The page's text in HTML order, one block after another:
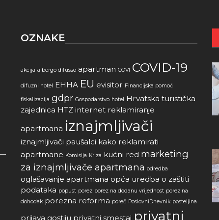
OZNAKE
akcija albergo difusso apartman COVI COVID-19
difuzni hotel EHHA EU evisitor Financijska pomoć
fiskalizacija gdpr Gospodarstvo hotel Hrvatska turistička
zajednica HTZ internet reklamiranje
apartmana iznajmljivači
iznajmljivači paušalci kako reklamirati
apartmane Komisija Kriza kućni red marketing
za iznajmljivače apartmana odredba
oglašavanje apartmana opća uredba o zaštiti
podataka popust porez porez na dodanu vrijednost porez na
dohodak porezna reforma poreč PoslovniDnevnik posteljina
prijava gostiju privatni smestaj privatni